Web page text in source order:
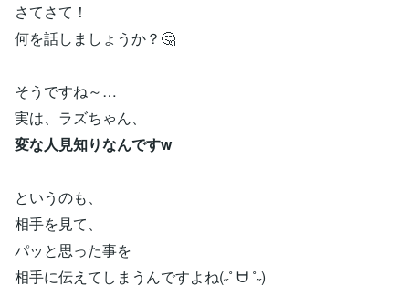
さてさて！
何を話しましょうか？🤔
そうですね～…
実は、ラズちゃん、
変な人見知りなんですw
というのも、
相手を見て、
パッと思った事を
相手に伝えてしまうんですよね(˶˚ ᗨ ˚˶)